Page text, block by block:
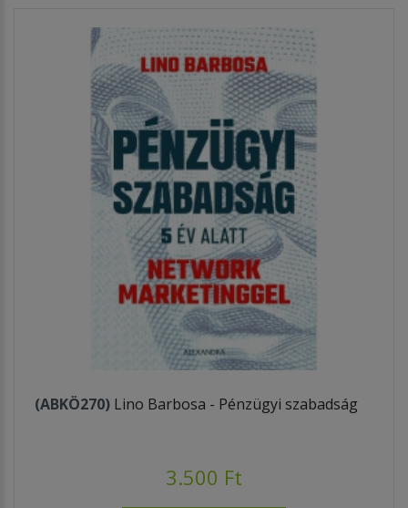
(ABKÖ270) Lino Barbosa - Pénzügyi szabadság
3.500 Ft